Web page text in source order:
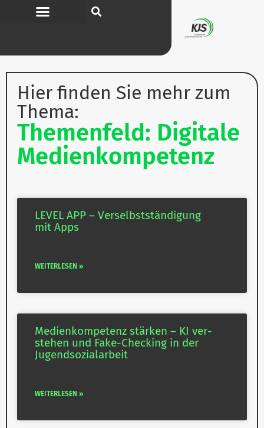
Hier finden Sie mehr zum
Thema:
Themenfeld: Digitale
Medienkompetenz
LEVEL APP – Ver­selbst­stän­digung
mit Apps
WEITERLESEN »
Medi­en­kom­petenz stärken – KI ver­
stehen und Fake-​Checking in der
Jugendsozialarbeit
WEITERLESEN »